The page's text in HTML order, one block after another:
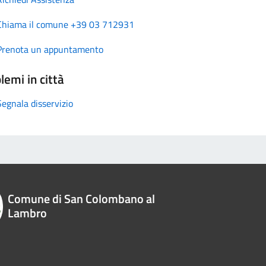
il comune +39 03 712931
un appuntamento
in città
disservizio
Comune di San Colombano al
Lambro